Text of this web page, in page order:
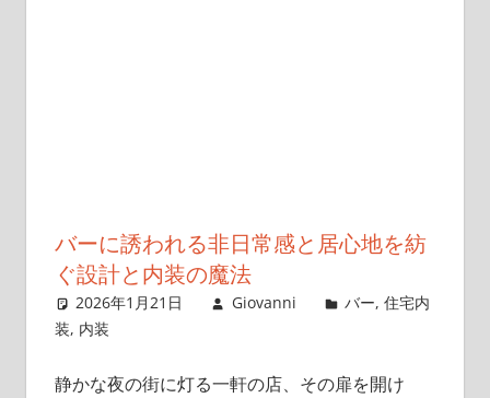
バーに誘われる非日常感と居心地を紡
ぐ設計と内装の魔法
2026年1月21日 Giovanni バー,住宅内
装, 内装
静かな夜の街に灯る一軒の店、その扉を開け